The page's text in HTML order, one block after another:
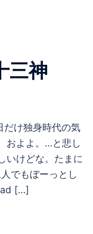
三神
だけ独身時代の気
およよ。…と悲し
いけどな。たまに
でもぼーっとし
[…]